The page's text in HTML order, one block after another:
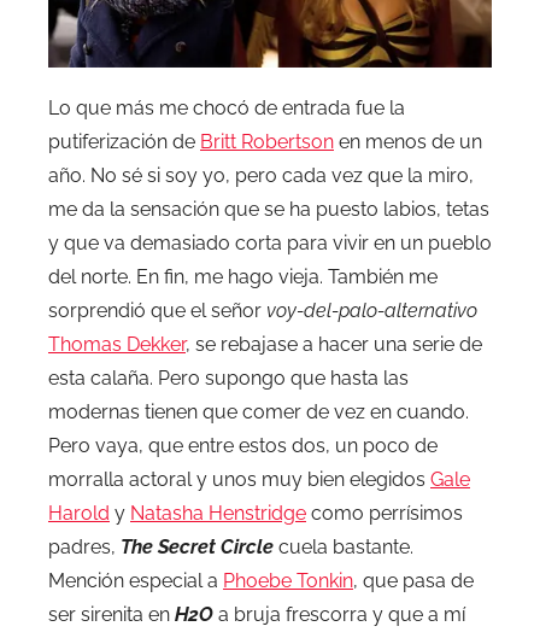
Lo que más me chocó de entrada fue la
putiferización de Britt Robertson en menos de un
año. No sé si soy yo, pero cada vez que la miro,
me da la sensación que se ha puesto labios, tetas
y que va demasiado corta para vivir en un pueblo
del norte. En fin, me hago vieja. También me
sorprendió que el señor voy-del-palo-alternativo
Thomas Dekker, se rebajase a hacer una serie de
esta calaña. Pero supongo que hasta las
modernas tienen que comer de vez en cuando.
Pero vaya, que entre estos dos, un poco de
morralla actoral y unos muy bien elegidos Gale
Harold y Natasha Henstridge como perrísimos
padres, The Secret Circle cuela bastante.
Mención especial a Phoebe Tonkin, que pasa de
ser sirenita en H2O a bruja frescorra y que a mí